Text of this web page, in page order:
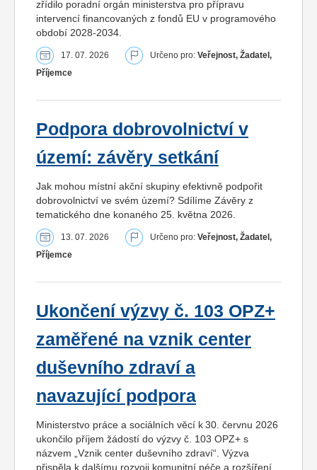
zřídilo poradní orgán ministerstva pro přípravu
intervencí financovaných z fondů EU v programového
období 2028-2034.
17. 07. 2026 Určeno pro: Veřejnost, Žadatel,
Příjemce
Podpora dobrovolnictví v
území: závěry setkání
Jak mohou místní akční skupiny efektivně podpořit
dobrovolnictví ve svém území? Sdílíme Závěry z
tematického dne konaného 25. května 2026.
13. 07. 2026 Určeno pro: Veřejnost, Žadatel,
Příjemce
Ukončení výzvy č. 103 OPZ+
zaměřené na vznik center
duševního zdraví a
navazující podpora
Ministerstvo práce a sociálních věcí k 30. červnu 2026
ukončilo příjem žádostí do výzvy č. 103 OPZ+ s
názvem „Vznik center duševního zdraví“. Výzva
přispěla k dalšímu rozvoji komunitní péče a rozšíření